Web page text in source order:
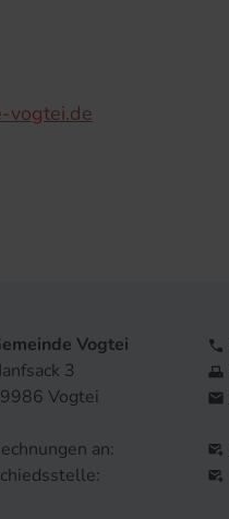
vogtei.de
Vogtei
3
Vogtei
an:




